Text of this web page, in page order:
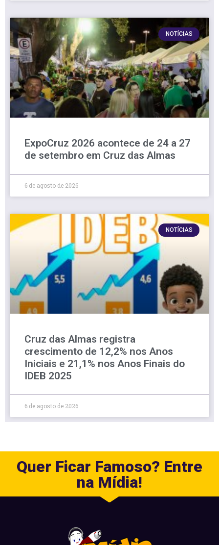
NOTÍCIAS
ExpoCruz 2026 acontece de 24 a 27
de setembro em Cruz das Almas
6 de agosto de 2026
NOTÍCIAS
Cruz das Almas registra
crescimento de 12,2% nos Anos
Iniciais e 21,1% nos Anos Finais do
IDEB 2025
6 de agosto de 2026
Quer Ficar Famoso? Entre
na Mídia!